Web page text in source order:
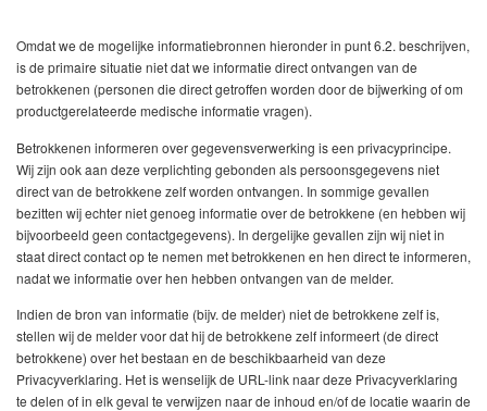
Omdat we de mogelijke informatiebronnen hieronder in punt 6.2. beschrijven,
is de primaire situatie niet dat we informatie direct ontvangen van de
betrokkenen (personen die direct getroffen worden door de bijwerking of om
productgerelateerde medische informatie vragen).
Betrokkenen informeren over gegevensverwerking is een privacyprincipe.
Wij zijn ook aan deze verplichting gebonden als persoonsgegevens niet
direct van de betrokkene zelf worden ontvangen. In sommige gevallen
bezitten wij echter niet genoeg informatie over de betrokkene (en hebben wij
bijvoorbeeld geen contactgegevens). In dergelijke gevallen zijn wij niet in
staat direct contact op te nemen met betrokkenen en hen direct te informeren,
nadat we informatie over hen hebben ontvangen van de melder.
Indien de bron van informatie (bijv. de melder) niet de betrokkene zelf is,
stellen wij de melder voor dat hij de betrokkene zelf informeert (de direct
betrokkene) over het bestaan en de beschikbaarheid van deze
Privacyverklaring. Het is wenselijk de URL-link naar deze Privacyverklaring
te delen of in elk geval te verwijzen naar de inhoud en/of de locatie waarin de